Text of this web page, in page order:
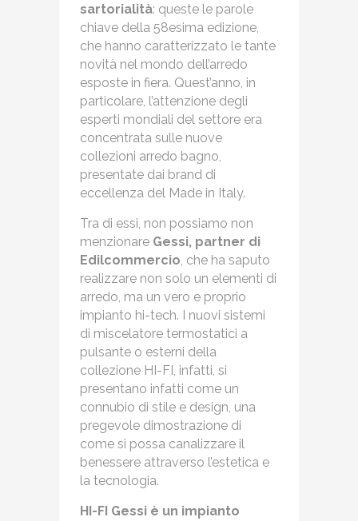
sartorialità: queste le parole
chiave della 58esima edizione,
che hanno caratterizzato le tante
novità nel mondo dell’arredo
esposte in fiera. Quest’anno, in
particolare, l’attenzione degli
esperti mondiali del settore era
concentrata sulle nuove
collezioni arredo bagno,
presentate dai brand di
eccellenza del Made in Italy.
Tra di essi, non possiamo non
menzionare Gessi, partner di
Edilcommercio, che ha saputo
realizzare non solo un elementi di
arredo, ma un vero e proprio
impianto hi-tech. I nuovi sistemi
di miscelatore termostatici a
pulsante o esterni della
collezione HI-FI, infatti, si
presentano infatti come un
connubio di stile e design, una
pregevole dimostrazione di
come si possa canalizzare il
benessere attraverso l’estetica e
la tecnologia.
HI-FI Gessi è un impianto